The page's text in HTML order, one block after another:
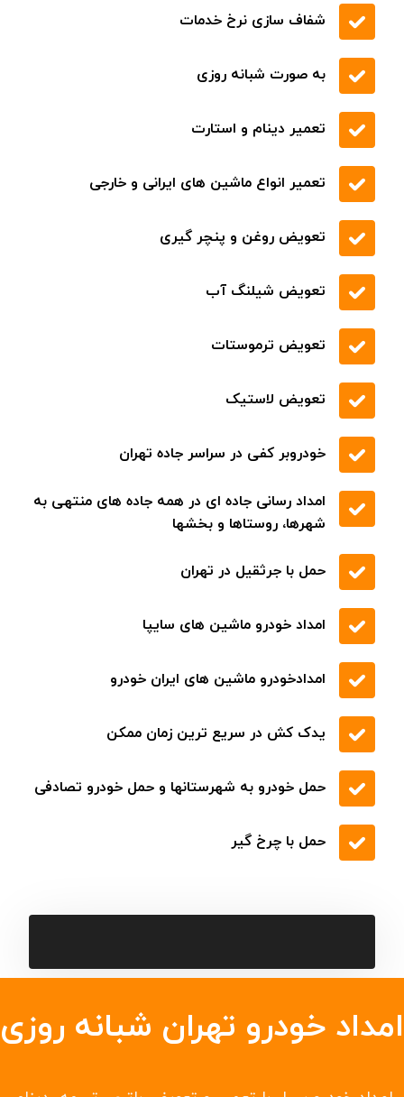
شفاف سازی نرخ خدمات
به صورت شبانه روزی
تعمیر دینام و استارت
تعمیر انواع ماشین های ایرانی و خارجی
تعویض روغن و پنچر گیری
تعویض شیلنگ آب
تعویض ترموستات
تعویض لاستیک
خودروبر کفی در سراسر جاده تهران
امداد رسانی جاده ای در همه جاده های منتهی به
شهرها، روستاها و بخشها
حمل با جرثقیل در تهران
امداد خودرو ماشین های سایپا
امدادخودرو ماشین های ایران خودرو
یدک کش در سریع ترین زمان ممکن
حمل خودرو به شهرستانها و حمل خودرو تصادفی
حمل با چرخ گیر
امداد خودرو تهران شبانه روزی